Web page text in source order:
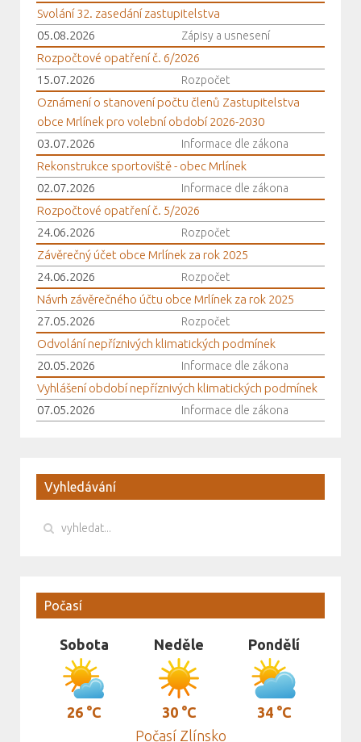
Svolání 32. zasedání zastupitelstva
05.08.2026
Zápisy a usnesení
Rozpočtové opatření č. 6/2026
15.07.2026
Rozpočet
Oznámení o stanovení počtu členů Zastupitelstva
obce Mrlínek pro volební období 2026-2030
03.07.2026
Informace dle zákona
Rekonstrukce sportoviště - obec Mrlínek
02.07.2026
Informace dle zákona
Rozpočtové opatření č. 5/2026
24.06.2026
Rozpočet
Závěrečný účet obce Mrlínek za rok 2025
24.06.2026
Rozpočet
Návrh závěrečného účtu obce Mrlínek za rok 2025
27.05.2026
Rozpočet
Odvolání nepříznivých klimatických podmínek
20.05.2026
Informace dle zákona
Vyhlášení období nepříznivých klimatických podmínek
07.05.2026
Informace dle zákona
Vyhledávání
Počasí
Sobota
26 °C
Neděle
30 °C
Pondělí
34 °C
Počasí Zlínsko